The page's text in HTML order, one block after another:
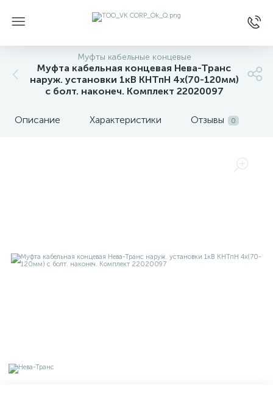
Муфты кабельные концевые
Муфта кабельная концевая Нева-Транс
наруж. установки 1кВ КНТпН 4х(70-120мм)
с болт. наконеч. Комплект 22020097
Описание Характеристики Отзывы 0